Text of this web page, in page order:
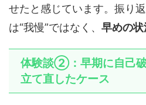
せたと感じています。振り
は“我慢”ではなく、 早めの状
体験談②：早期に自己
立て直したケース